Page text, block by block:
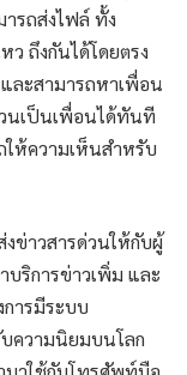
รถส่งไฟล์ ทั้ง
ว ถึงกันได้โดยตรง
ละสามารถหาเพื่อน
นเป็นเพื่อนได้ทันที
ห้ความเห็นสำหรับ
ข่าวสารด่วนให้กับผู้
บริการข่าวเพิ่ม และ
ารมีระบบ
บความนิยมบนโลก